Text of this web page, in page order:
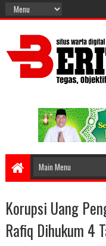
Korupsi Uang
Rafiq Dihukum 4